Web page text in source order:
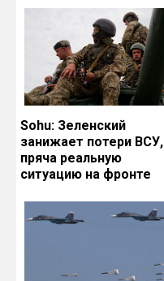
Sohu: Зеленский
занижает потери ВСУ,
пряча реальную
ситуацию на фронте